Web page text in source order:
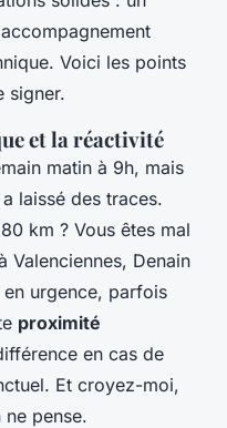
Voici les points
signer.
et la réactivité
matin à 9h, mais
laissé des traces.
km ? Vous êtes mal
Valenciennes, Denain
urgence, parfois
proximité
en cas de
Et croyez-moi,
ne pense.